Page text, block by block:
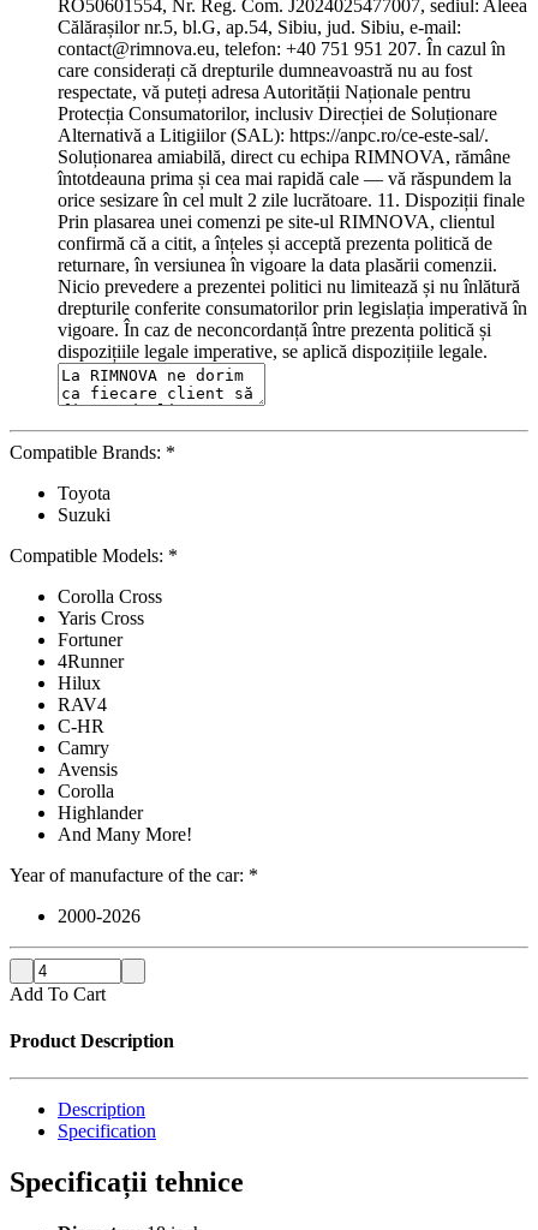
Compatible Brands: *
Toyota
Suzuki
Compatible Models: *
Corolla Cross
Yaris Cross
Fortuner
4Runner
Hilux
RAV4
C-HR
Camry
Avensis
Corolla
Highlander
And Many More!
Year of manufacture of the car: *
2000-2026
Add To Cart
Product Description
Description
Specification
Specificații tehnice